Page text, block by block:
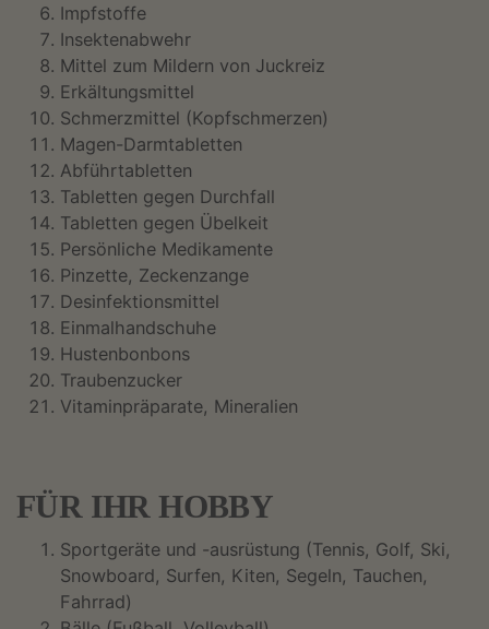
Impfstoffe
Insektenabwehr
Mittel zum Mildern von Juckreiz
Erkältungsmittel
Schmerzmittel (Kopfschmerzen)
Magen-Darmtabletten
Abführtabletten
Tabletten gegen Durchfall
Tabletten gegen Übelkeit
Persönliche Medikamente
Pinzette, Zeckenzange
Desinfektionsmittel
Einmalhandschuhe
Hustenbonbons
Traubenzucker
Vitaminpräparate, Mineralien
FÜR IHR HOBBY
Sportgeräte und -ausrüstung (Tennis, Golf, Ski,
Snowboard, Surfen, Kiten, Segeln, Tauchen,
Fahrrad)